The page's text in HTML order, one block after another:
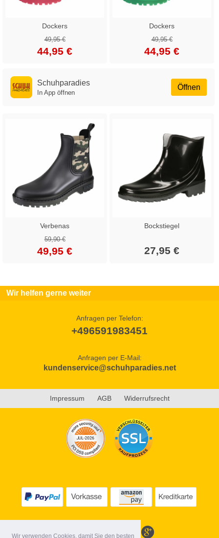
Wir verwenden Cookies, damit Sie den besten
Dockers
49,95 €
44,95 €
Dockers
49,95 €
44,95 €
Öffnen
Schuhparadies
In App öffnen
Verbenas
59,90 €
49,95 €
Bockstiegel
27,95 €
Wir helfen gerne weiter
Anfragen per Telefon:
+496591983451
Anfragen per E-Mail:
kundenservice@schuhparadies.net
Impressum AGB Widerrufsrecht